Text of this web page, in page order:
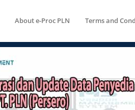
About e-Proc PLN Terms and